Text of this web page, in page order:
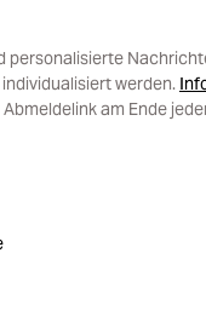
werden.
am Ende